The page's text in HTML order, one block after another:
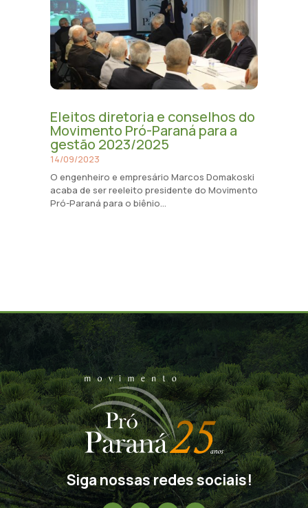
Eleitos diretoria e conselhos do
Movimento Pró-Paraná para a
gestão 2023/2025
14/09/2023
O engenheiro e empresário Marcos Domakoski
acaba de ser reeleito presidente do Movimento
Pró-Paraná para o biênio...
Siga nossas redes sociais!